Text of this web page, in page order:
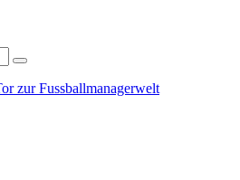
zur Fussballmanagerwelt